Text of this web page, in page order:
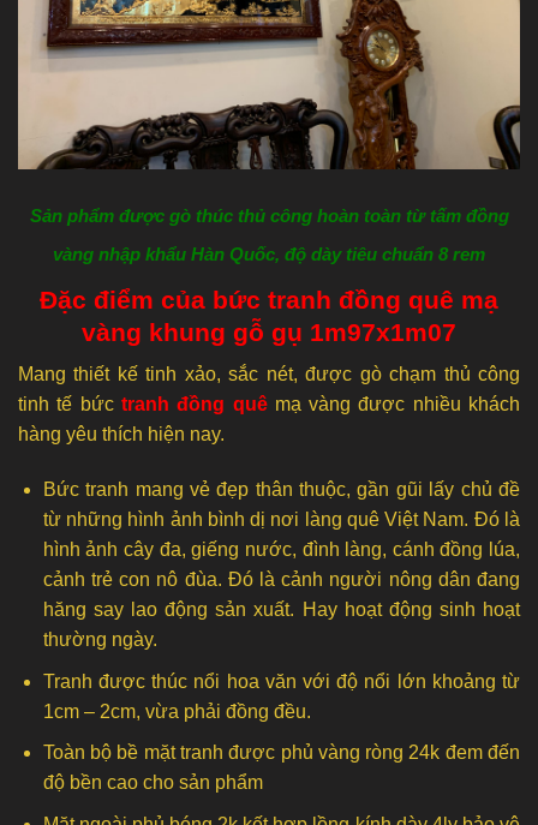
Sản phẩm được gò thúc thủ công hoàn toàn từ tấm đồng
vàng nhập khẩu Hàn Quốc, độ dày tiêu chuẩn 8 rem
Đặc điểm của bức tranh đồng quê mạ
vàng khung gỗ gụ 1m97x1m07
Mang thiết kế tinh xảo, sắc nét, được gò chạm thủ công
tinh tế bức tranh đồng quêmạ vàng được nhiều khách
hàng yêu thích hiện nay.
Bức tranh mang vẻ đẹp thân thuộc, gần gũi lấy chủ đề
từ những hình ảnh bình dị nơi làng quê Việt Nam. Đó là
hình ảnh cây đa, giếng nước, đình làng, cánh đồng lúa,
cảnh trẻ con nô đùa. Đó là cảnh người nông dân đang
hăng say lao động sản xuất. Hay hoạt động sinh hoạt
thường ngày.
Tranh được thúc nổi hoa văn với độ nổi lớn khoảng từ
1cm – 2cm, vừa phải đồng đều.
Toàn bộ bề mặt tranh được phủ vàng ròng 24k đem đến
độ bền cao cho sản phẩm